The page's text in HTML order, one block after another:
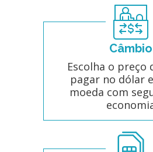
Câmbio
Escolha o preço
pagar no dólar
moeda com